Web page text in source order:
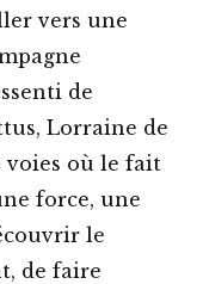
vers une
de
Lorraine de
voies où le fait
force, une
le
de faire